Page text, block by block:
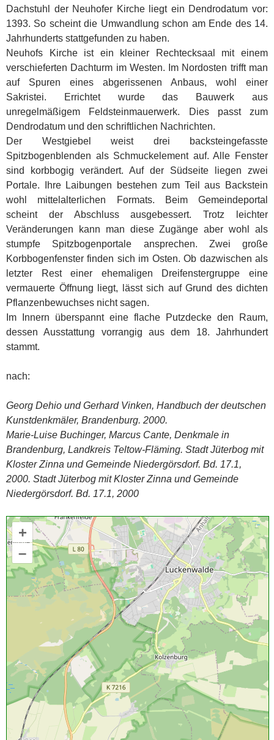
Dachstuhl der Neuhofer Kirche liegt ein Dendrodatum vor:
1393. So scheint die Umwandlung schon am Ende des 14.
Jahrhunderts stattgefunden zu haben.
Neuhofs Kirche ist ein kleiner Rechtecksaal mit einem
verschieferten Dachturm im Westen. Im Nordosten trifft man
auf Spuren eines abgerissenen Anbaus, wohl einer
Sakristei. Errichtet wurde das Bauwerk aus
unregelmäßigem Feldsteinmauerwerk. Dies passt zum
Dendrodatum und den schriftlichen Nachrichten.
Der Westgiebel weist drei backsteingefasste
Spitzbogenblenden als Schmuckelement auf. Alle Fenster
sind korbbogig verändert. Auf der Südseite liegen zwei
Portale. Ihre Laibungen bestehen zum Teil aus Backstein
wohl mittelalterlichen Formats. Beim Gemeindeportal
scheint der Abschluss ausgebessert. Trotz leichter
Veränderungen kann man diese Zugänge aber wohl als
stumpfe Spitzbogenportale ansprechen. Zwei große
Korbbogenfenster finden sich im Osten. Ob dazwischen als
letzter Rest einer ehemaligen Dreifenstergruppe eine
vermauerte Öffnung liegt, lässt sich auf Grund des dichten
Pflanzenbewuchses nicht sagen.
Im Innern überspannt eine flache Putzdecke den Raum,
dessen Ausstattung vorrangig aus dem 18. Jahrhundert
stammt.
nach:
Georg Dehio und Gerhard Vinken, Handbuch der deutschen
Kunstdenkmäler, Brandenburg. 2000.
Marie-Luise Buchinger, Marcus Cante, Denkmale in
Brandenburg, Landkreis Teltow-Fläming. Stadt Jüterbog mit
Kloster Zinna und Gemeinde Niedergörsdorf. Bd. 17.1,
2000. Stadt Jüterbog mit Kloster Zinna und Gemeinde
Niedergörsdorf. Bd. 17.1, 2000
+
–